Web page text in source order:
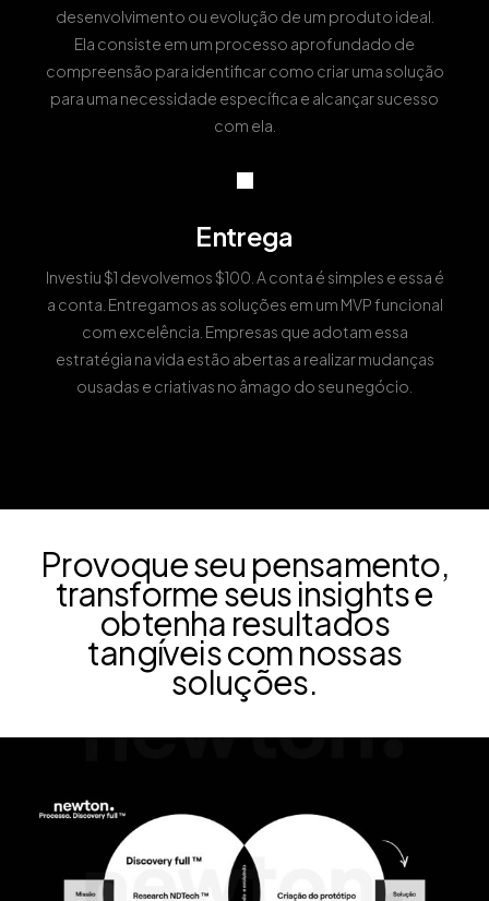
desenvolvimento ou evolução de um produto ideal.
Ela consiste em um processo aprofundado de
compreensão para identificar como criar uma solução
para uma necessidade específica e alcançar sucesso
com ela.
Entrega
Investiu $1 devolvemos $100. A conta é simples e essa é
a conta. Entregamos as soluções em um MVP funcional
com excelência. Empresas que adotam essa
estratégia na vida estão abertas a realizar mudanças
ousadas e criativas no âmago do seu negócio.
Provoque seu pensamento,
transforme seus insights e
obtenha resultados
tangíveis com nossas
soluções.